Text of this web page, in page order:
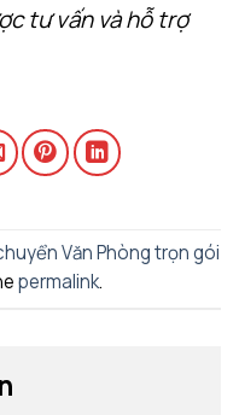
tư vấn và hỗ trợ
Văn Phòng trọn gói
permalink.